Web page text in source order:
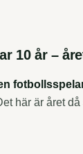
10 år –
här är året då